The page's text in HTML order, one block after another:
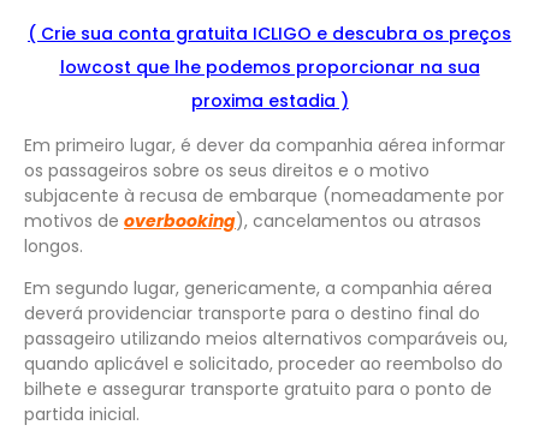
( Crie sua conta gratuita ICLIGO e descubra os preços
lowcost que lhe podemos proporcionar na sua
proxima estadia )
Em primeiro lugar, é dever da companhia aérea informar
os passageiros sobre os seus direitos e o motivo
subjacente à recusa de embarque (nomeadamente por
motivos de overbooking), cancelamentos ou atrasos
longos.
Em segundo lugar, genericamente, a companhia aérea
deverá providenciar transporte para o destino final do
passageiro utilizando meios alternativos comparáveis ou,
quando aplicável e solicitado, proceder ao reembolso do
bilhete e assegurar transporte gratuito para o ponto de
partida inicial.